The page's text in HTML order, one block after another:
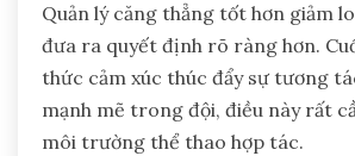
Quản lý căng thẳng tốt hơn giảm
đưa ra quyết định rõ ràng hơn.
thức cảm xúc thúc đẩy sự tương
mạnh mẽ trong đội, điều này rất
môi trường thể thao hợp tác.